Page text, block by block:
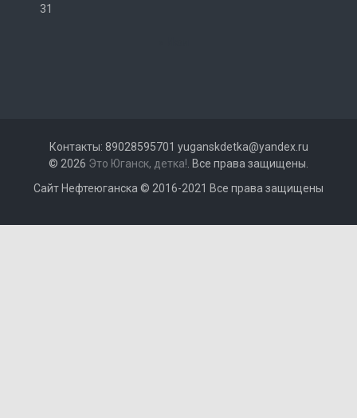
31
Контакты: 89028595701 yuganskdetka@yandex.ru
© 2026 Это Юганск, детка! . Все права защищены.
Сайт Нефтеюганска © 2016-2021 Все права защищены